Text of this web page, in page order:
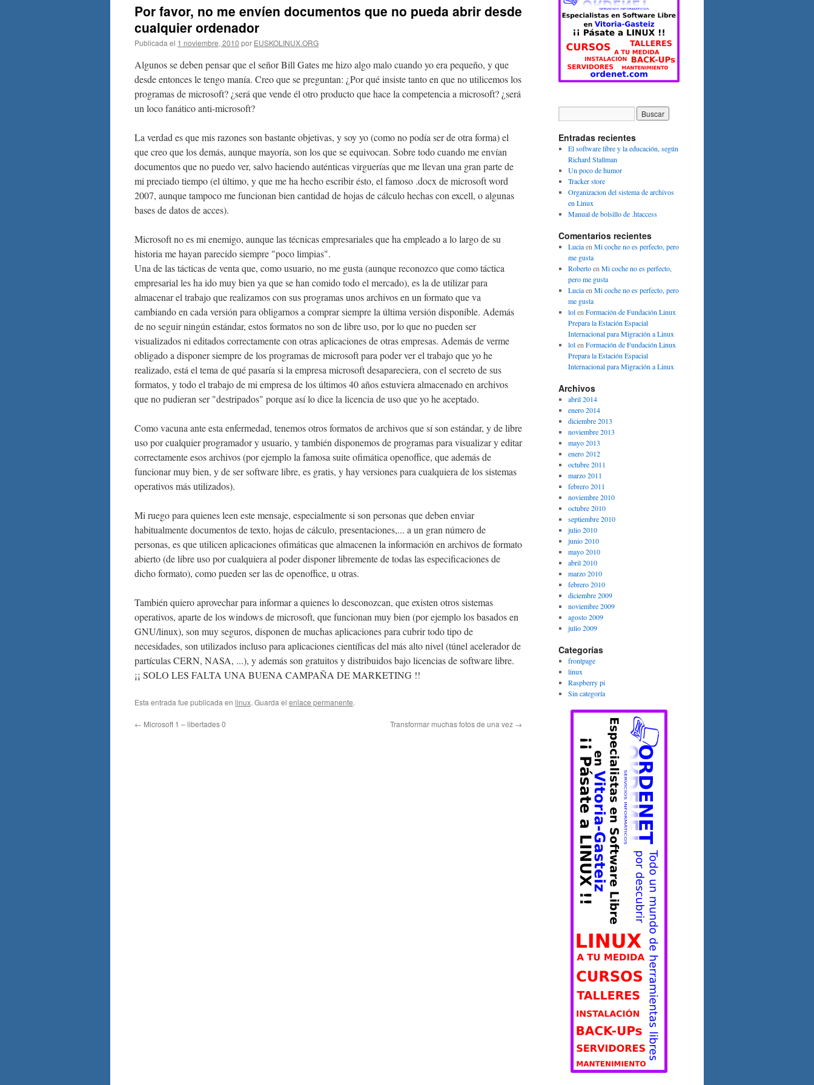
Por favor, no me envíen documentos que no pueda abrir desde
cualquier ordenador
Publicada el 1 noviembre, 2010 por EUSKOLINUX.ORG
Algunos se deben pensar que el señor Bill Gates me hizo algo malo cuando yo era pequeño, y que
desde entonces le tengo manía. Creo que se preguntan: ¿Por qué insiste tanto en que no utilicemos los
programas de microsoft? ¿será que vende él otro producto que hace la competencia a microsoft? ¿será
un loco fanático anti-microsoft?
La verdad es que mis razones son bastante objetivas, y soy yo (como no podía ser de otra forma) el
que creo que los demás, aunque mayoría, son los que se equivocan. Sobre todo cuando me envían
documentos que no puedo ver, salvo haciendo auténticas virguerías que me llevan una gran parte de
mi preciado tiempo (el último, y que me ha hecho escribir ésto, el famoso .docx de microsoft word
2007, aunque tampoco me funcionan bien cantidad de hojas de cálculo hechas con excell, o algunas
bases de datos de acces).
Microsoft no es mi enemigo, aunque las técnicas empresariales que ha empleado a lo largo de su
historia me hayan parecido siempre "poco limpias".
Una de las tácticas de venta que, como usuario, no me gusta (aunque reconozco que como táctica
empresarial les ha ido muy bien ya que se han comido todo el mercado), es la de utilizar para
almacenar el trabajo que realizamos con sus programas unos archivos en un formato que va
cambiando en cada versión para obligarnos a comprar siempre la última versión disponible. Además
de no seguir ningún estándar, estos formatos no son de libre uso, por lo que no pueden ser
visualizados ni editados correctamente con otras aplicaciones de otras empresas. Además de verme
obligado a disponer siempre de los programas de microsoft para poder ver el trabajo que yo he
realizado, está el tema de qué pasaría si la empresa microsoft desapareciera, con el secreto de sus
formatos, y todo el trabajo de mi empresa de los últimos 40 años estuviera almacenado en archivos
que no pudieran ser "destripados" porque así lo dice la licencia de uso que yo he aceptado.
Como vacuna ante esta enfermedad, tenemos otros formatos de archivos que sí son estándar, y de libre
uso por cualquier programador y usuario, y también disponemos de programas para visualizar y editar
correctamente esos archivos (por ejemplo la famosa suite ofimática openoffice, que además de
funcionar muy bien, y de ser software libre, es gratis, y hay versiones para cualquiera de los sistemas
operativos más utilizados).
Mi ruego para quienes leen este mensaje, especialmente si son personas que deben enviar
habitualmente documentos de texto, hojas de cálculo, presentaciones,... a un gran número de
personas, es que utilicen aplicaciones ofimáticas que almacenen la información en archivos de formato
abierto (de libre uso por cualquiera al poder disponer libremente de todas las especificaciones de
dicho formato), como pueden ser las de openoffice, u otras.
También quiero aprovechar para informar a quienes lo desconozcan, que existen otros sistemas
operativos, aparte de los windows de microsoft, que funcionan muy bien (por ejemplo los basados en
GNU/linux), son muy seguros, disponen de muchas aplicaciones para cubrir todo tipo de
necesidades, son utilizados incluso para aplicaciones científicas del más alto nivel (túnel acelerador de
partículas CERN, NASA, ...), y además son gratuitos y distribuidos bajo licencias de software libre.
¡¡ SOLO LES FALTA UNA BUENA CAMPAÑA DE MARKETING !!
Esta entrada fue publicada en linux. Guarda el enlace permanente.
← Microsoft 1 – libertades 0 Transformar muchas fotos de una vez →
Entradas recientes
El software libre y la educación, según
Richard Stallman
Un poco de humor
Tracker store
Organizacion del sistema de archivos
en Linux
Manual de bolsillo de .htaccess
Comentarios recientes
Luciaen Mi coche no es perfecto, pero
me gusta
Robertoen Mi coche no es perfecto,
pero me gusta
Luciaen Mi coche no es perfecto, pero
me gusta
lolen Formación de Fundación Linux
Prepara la Estación Espacial
Internacional para Migración a Linux
lolen Formación de Fundación Linux
Prepara la Estación Espacial
Internacional para Migración a Linux
Archivos
abril 2014
enero 2014
diciembre 2013
noviembre 2013
mayo 2013
enero 2012
octubre 2011
marzo 2011
febrero 2011
noviembre 2010
octubre 2010
septiembre 2010
julio 2010
junio 2010
mayo 2010
abril 2010
marzo 2010
febrero 2010
diciembre 2009
noviembre 2009
agosto 2009
julio 2009
Categorías
frontpage
linux
Raspberry pi
Sin categoría